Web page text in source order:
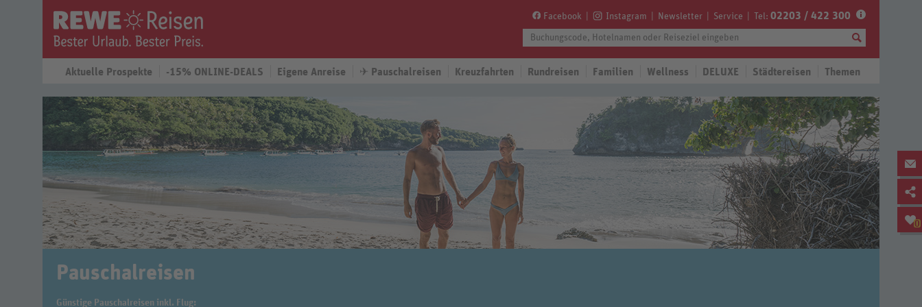
Facebook Instagram Newsletter Service Tel: 02203 / 422 300
Aktuelle Prospekte -15% ONLINE-DEALS Eigene Anreise ✈ Pauschalreisen Kreuzfahrten Rundreisen Familien Wellness DELUXE Städtereisen Themen
0
Pauschalreisen
Günstige Pauschalreisen inkl. Flug: